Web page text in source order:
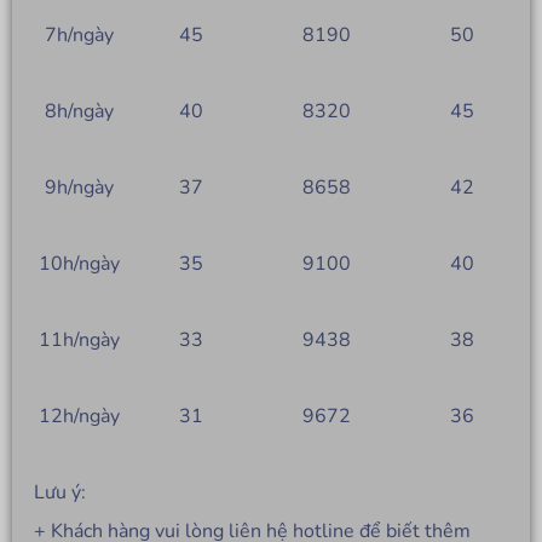
7h/ngày 45 8190 50
8h/ngày 40 8320 45
9h/ngày 37 8658 42
10h/ngày 35 9100 40
11h/ngày 33 9438 38
12h/ngày 31 9672 36
Lưu ý:
+ Khách hàng vui lòng liên hệ hotline để biết thêm